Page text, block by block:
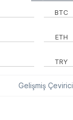
BTC
ETH
TRY
Gelişmiş Çevirici